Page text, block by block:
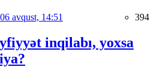
06 avqust, 14:51 394
inqilabı, yoxsa